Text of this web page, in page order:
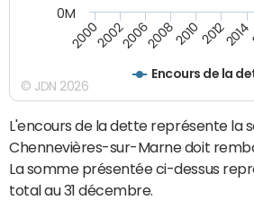
Encours de la
2000200220062008201020122014
0M
© JDN 2026
L'encours de la dette représente la
Chennevières-sur-Marne doit
La somme présentée ci-dessus
total au 31 décembre.